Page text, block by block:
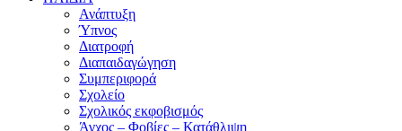
Ανάπτυξη
Ύπνος
Διατροφή
Διαπαιδαγώγηση
Συμπεριφορά
Σχολείο
Σχολικός εκφοβισμός
Άγχος – Φοβίες – Κατάθλιψη